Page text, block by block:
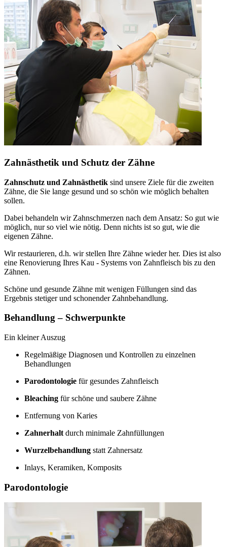
Zahnästhetik und Schutz der Zähne
Zahnschutz und Zahnästhetik sind unsere Ziele für die zweiten
Zähne, die Sie lange gesund und so schön wie möglich behalten
sollen.
Dabei behandeln wir Zahnschmerzen nach dem Ansatz: So gut wie
möglich, nur so viel wie nötig. Denn nichts ist so gut, wie die
eigenen Zähne.
Wir restaurieren, d.h. wir stellen Ihre Zähne wieder her. Dies ist also
eine Renovierung Ihres Kau - Systems von Zahnfleisch bis zu den
Zähnen.
Schöne und gesunde Zähne mit wenigen Füllungen sind das
Ergebnis stetiger und schonender Zahnbehandlung.
Behandlung – Schwerpunkte
Ein kleiner Auszug
Regelmäßige Diagnosen und Kontrollen zu einzelnen
Behandlungen
Parodontologie für gesundes Zahnfleisch
Bleaching für schöne und saubere Zähne
Entfernung von Karies
Zahnerhalt durch minimale Zahnfüllungen
Wurzelbehandlung statt Zahnersatz
Inlays, Keramiken, Komposits
Parodontologie